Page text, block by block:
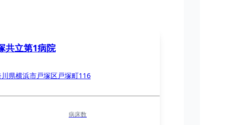
共立第1病院
県横浜市戸塚区戸塚町116
病床数